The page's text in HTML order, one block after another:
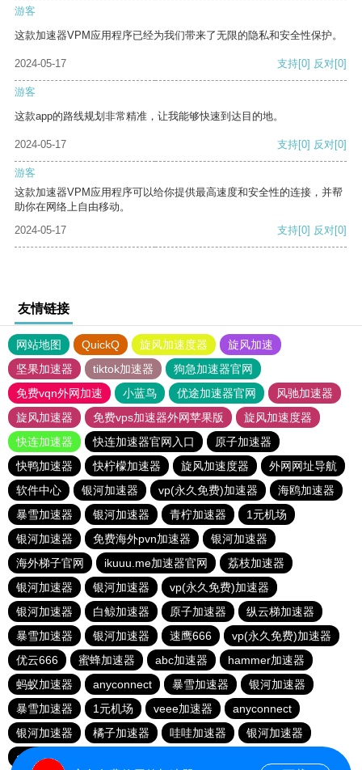
游客
这款加速器VPM应用程序已经为我们带来了无限的隐私和安全性保护。
2024-05-17 支持[0] 反对[0]
游客
这款app的路线规划非常精准，让我能够快速到达目的地。
2024-05-17 支持[0] 反对[0]
游客
这款加速器VPM应用程序可以给你提供最高速度和安全性的连接，并帮
助你在网络上自由移动。
2024-05-17
支持[0] 反对[0]
友情链接
网站地图 QuickQ 旋风加速度器
旋风加速
坚果加速器
tiktok加速器
狗急加速器官网
免费vqn外网加速
小蓝鸟 优途加速器官网
风驰加速器
旋风加速器
免费vps加速器外网苹果版
旋风加速度器
快连加速器
快连加速器官网入口
原子加速器
快鸭加速器
快柠檬加速器 旋风加速度器
外网网址导航
软件中心
银河加速器 vp(永久免费)加速器
海鸥加速器
暴雪加速器
银河加速器 青柠加速器
1元机场
银河加速器
免费海外pvn加速器
银河加速器
海外梯子官网
ikuuu.me加速器官网
荔枝加速器
银河加速器
银河加速器
vp(永久免费)加速器
银河加速器
白鲸加速器 原子加速器
纵云梯加速器
暴雪加速器
银河加速器 速鹰666
vp(永久免费)加速器
优云666
蜜蜂加速器 abc加速器
hammer加速器
蚂蚁加速器
anyconnect 暴雪加速器
银河加速器
暴雪加速器
1元机场 veee加速器
anyconnect
银河加速器
橘子加速器 哇哇加速器
银河加速器
anyconnect